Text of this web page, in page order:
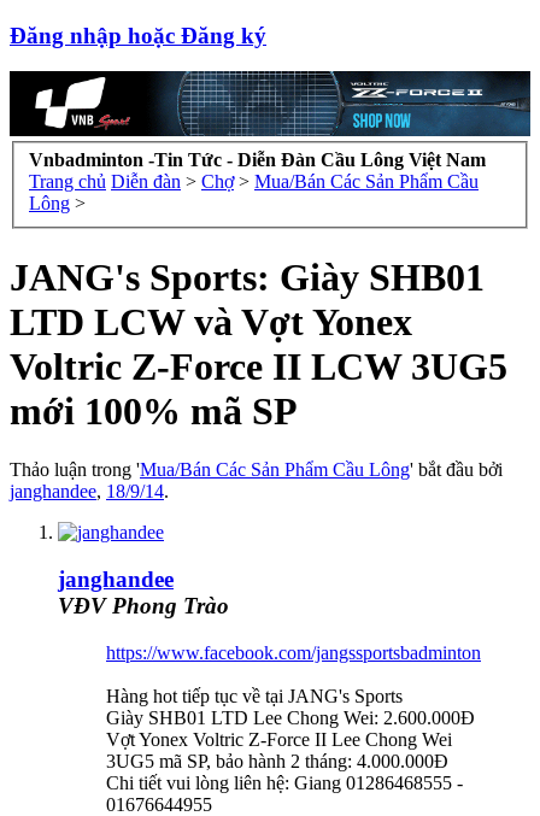
Đăng nhập hoặc Đăng ký
Vnbadminton -Tin Tức - Diễn Đàn Cầu Lông Việt Nam
Trang chủ Diễn đàn > Chợ > Mua/Bán Các Sản Phẩm Cầu
Lông >
JANG's Sports: Giày SHB01
LTD LCW và Vợt Yonex
Voltric Z-Force II LCW 3UG5
mới 100% mã SP
Thảo luận trong 'Mua/Bán Các Sản Phẩm Cầu Lông' bắt đầu bởi
janghandee, 18/9/14.
janghandee
VĐV Phong Trào
https://www.facebook.com/jangssportsbadminton
Hàng hot tiếp tục về tại JANG's Sports
Giày SHB01 LTD Lee Chong Wei: 2.600.000Đ
Vợt Yonex Voltric Z-Force II Lee Chong Wei
3UG5 mã SP, bảo hành 2 tháng: 4.000.000Đ
Chi tiết vui lòng liên hệ: Giang 01286468555 -
01676644955